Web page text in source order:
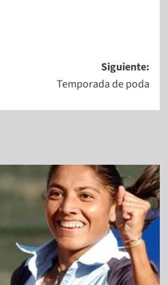
Siguiente:
Temporada de poda